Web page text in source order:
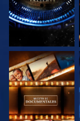
EXPLORA LAS
SERIES